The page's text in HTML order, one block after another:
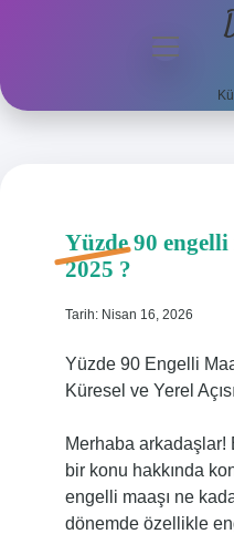
Anasayfa
Yasal Uyarı
menüyü
Yüzde 90
2025 ?
Tarih: Nisan 16, 2026
Yüzde 90 Engelli
Küresel ve Yerel
Merhaba arkadaşlar!
bir konu hakkında
engelli maaşı ne
dönemde özellikle